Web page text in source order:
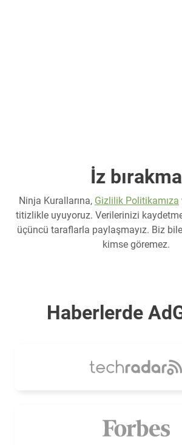
İz bırakma
Ninja Kurallarına, Gizlilik Politikamıza
titizlikle uyuyoruz. Verilerinizi
üçüncü taraflarla paylaşmayız. Biz
kimse göremez.
Haberlerde